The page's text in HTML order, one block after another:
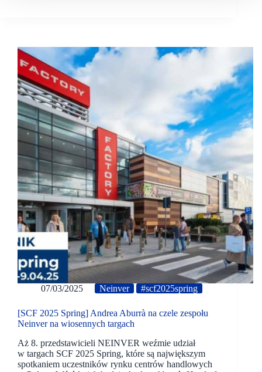
07/03/2025 Neinver #scf2025spring
[SCF 2025 Spring] Andrea Aburrà na czele zespołu
Neinver na wiosennych targach
Aż 8. przedstawicieli NEINVER weźmie udział
w targach SCF 2025 Spring, które są największym
spotkaniem uczestników rynku centrów handlowych